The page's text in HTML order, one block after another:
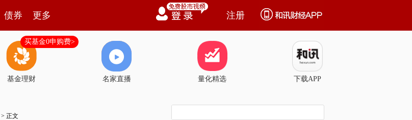
债券 更多 注册
基金理财
买基金0申购费>
名家直播 量化精选 下载APP
> 正文